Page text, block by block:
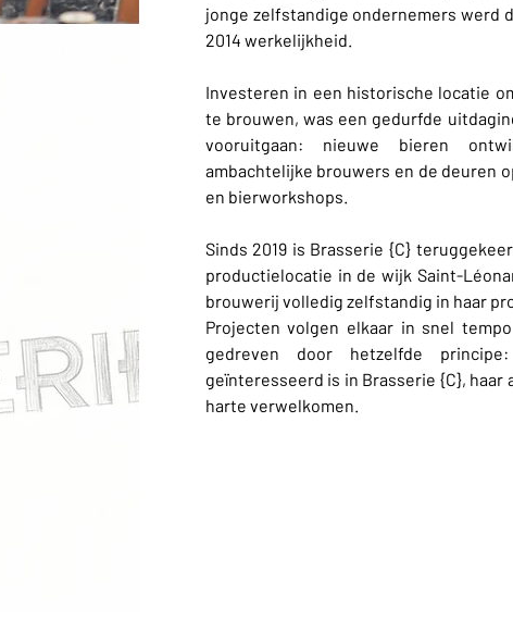
jonge zelfstandige ondernemers werd
2014 werkelijkheid.
Investeren in een historische locatie
te brouwen, was een gedurfde
vooruitgaan: nieuwe bieren
ambachtelijke brouwers en de deuren
en bierworkshops.
Sinds 2019 is Brasserie {C}
productielocatie in de wijk Saint-
brouwerij volledig zelfstandig in haar
Projecten volgen elkaar in snel
gedreven door hetzelfde
geïnteresseerd is in Brasserie {C},
harte verwelkomen.